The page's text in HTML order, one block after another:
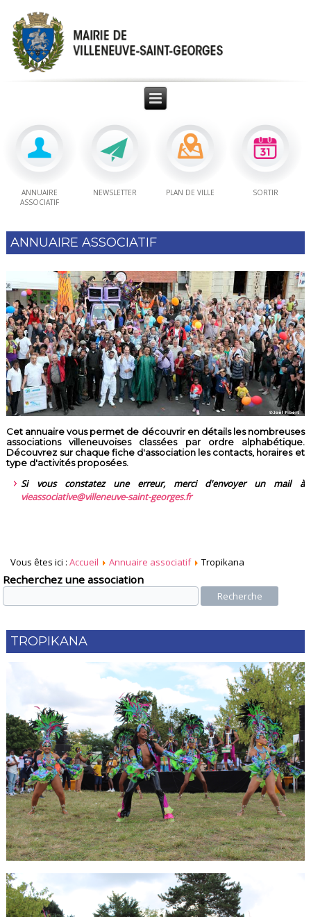
ANNUAIRE
ASSOCIATIF
NEWSLETTER PLAN DE VILLE SORTIR
ANNUAIRE ASSOCIATIF
Cet annuaire vous permet de découvrir en détails les nombreuses
associations villeneuvoises classées par ordre alphabétique.
Découvrez sur chaque fiche d'association les contacts, horaires et
type d'activités proposées.
Si vous constatez une erreur, merci d'envoyer un mail à
vieassociative@villeneuve-saint-georges.fr
Vous êtes ici :Accueil Annuaire associatif Tropikana
Recherchez une association
Recherche
TROPIKANA